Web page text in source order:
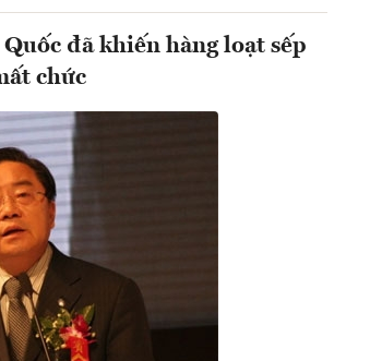
đã khiến hàng loạt sếp
chức